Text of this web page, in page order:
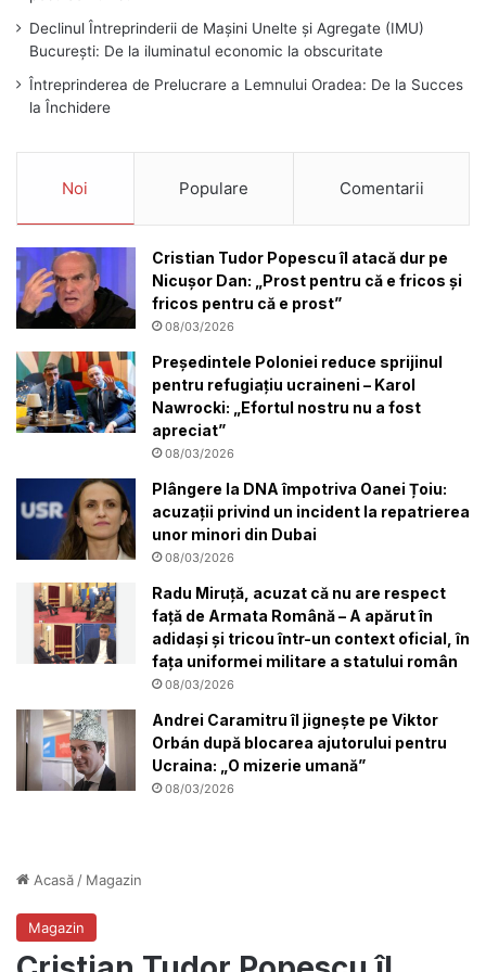
Declinul Întreprinderii de Mașini Unelte și Agregate (IMU)
București: De la iluminatul economic la obscuritate
Întreprinderea de Prelucrare a Lemnului Oradea: De la Succes
la Închidere
Noi Populare Comentarii
Cristian Tudor Popescu îl atacă dur pe
Nicușor Dan: „Prost pentru că e fricos și
fricos pentru că e prost”
08/03/2026
Președintele Poloniei reduce sprijinul
pentru refugiațiu ucraineni – Karol
Nawrocki: „Efortul nostru nu a fost
apreciat”
08/03/2026
Plângere la DNA împotriva Oanei Țoiu:
acuzații privind un incident la repatrierea
unor minori din Dubai
08/03/2026
Radu Miruță, acuzat că nu are respect
față de Armata Română – A apărut în
adidași și tricou într-un context oficial, în
fața uniformei militare a statului român
08/03/2026
Andrei Caramitru îl jignește pe Viktor
Orbán după blocarea ajutorului pentru
Ucraina: „O mizerie umană”
08/03/2026